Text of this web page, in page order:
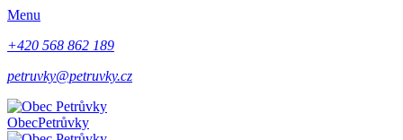
Menu
+420 568 862 189
petruvky@petruvky.cz
ObecPetrůvky